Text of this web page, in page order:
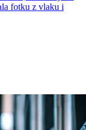
fotku z vlaku i